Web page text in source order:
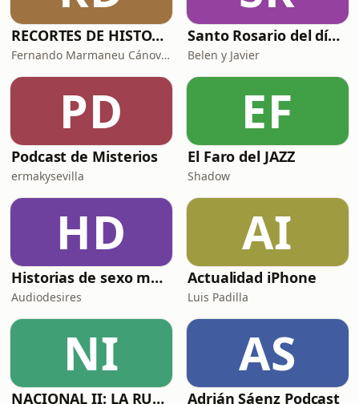
RECORTES DE HISTORIA Y CIENCIA
Fernando Marmaneu Cánovas
Santo Rosario del día. 🙏 Reza con nosotros en castellano 🇪🇸
Belen y Javier
PD
Podcast de Misterios
ermakysevilla
EF
El Faro del JAZZ
Shadow
HD
Historias de sexo muy intensas y calientes
Audiodesires
AI
Actualidad iPhone
Luis Padilla
NI
NACIONAL II: LA RUTA DEL EXILIO
AS
Adrián Sáenz Podcast